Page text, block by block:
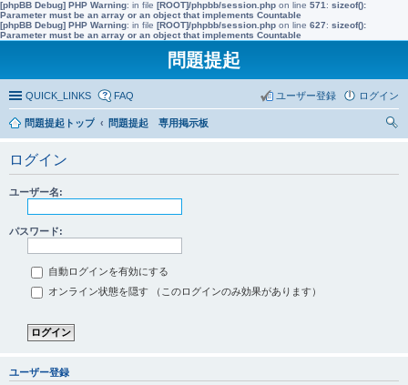
[phpBB Debug] PHP Warning: in file [ROOT]/phpbb/session.php on line 571 : sizeof():
Parameter must be an array or an object that implements Countable
[phpBB Debug] PHP Warning: in file [ROOT]/phpbb/session.php on line 627: sizeof():
Parameter must be an array or an object that implements Countable
問題提起
QUICK_LINKS FAQ ログイン
ユーザー登録
問題提起トップ
問題提起 専用掲示板
ログイン
ユーザー名:
パスワード:
自動ログインを有効にする
オンライン状態を隠す （このログインのみ効果があります）
ユーザー登録